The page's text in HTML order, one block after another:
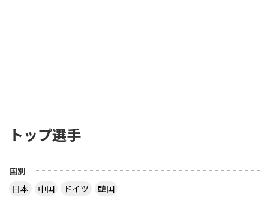
トップ選手
国別
日本
中国 ドイツ
韓国